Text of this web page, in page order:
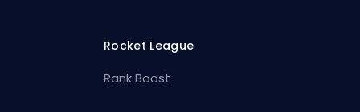
Rocket League
Rank Boost